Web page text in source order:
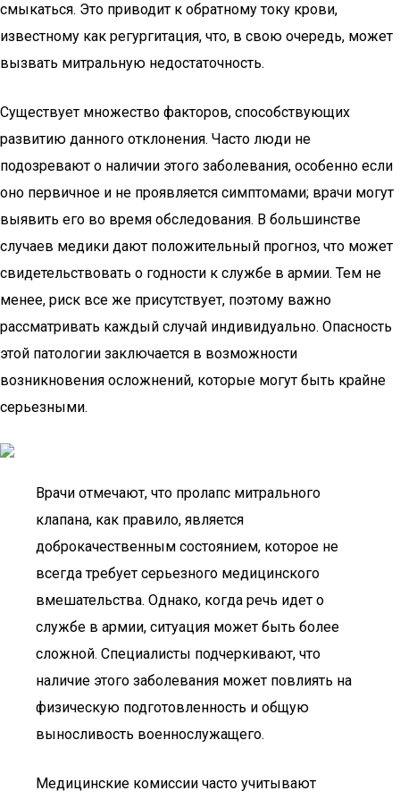
смыкаться. Это приводит к обратному току крови,
известному как регургитация, что, в свою очередь, может
вызвать митральную недостаточность.
Существует множество факторов, способствующих
развитию данного отклонения. Часто люди не
подозревают о наличии этого заболевания, особенно если
оно первичное и не проявляется симптомами; врачи могут
выявить его во время обследования. В большинстве
случаев медики дают положительный прогноз, что может
свидетельствовать о годности к службе в армии. Тем не
менее, риск все же присутствует, поэтому важно
рассматривать каждый случай индивидуально. Опасность
этой патологии заключается в возможности
возникновения осложнений, которые могут быть крайне
серьезными.
Врачи отмечают, что пролапс митрального
клапана, как правило, является
доброкачественным состоянием, которое не
всегда требует серьезного медицинского
вмешательства. Однако, когда речь идет о
службе в армии, ситуация может быть более
сложной. Специалисты подчеркивают, что
наличие этого заболевания может повлиять на
физическую подготовленность и общую
выносливость военнослужащего.
Медицинские комиссии часто учитывают